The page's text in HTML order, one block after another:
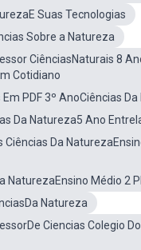
Suas Tecnologias
Sobre a Natureza
CiênciasNaturais 8
Cotidiano
Em PDF 3º AnoCiências
Da Natureza5 Ano
Ciências Da
NaturezaEnsino Médio 2
Natureza
Ciencias Colegio